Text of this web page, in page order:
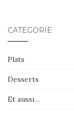
CATÉGORIE
Plats
Desserts
Et aussi…